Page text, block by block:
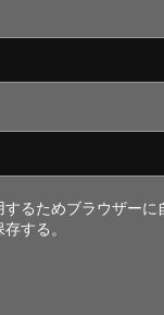
るためブラウザーに
する。